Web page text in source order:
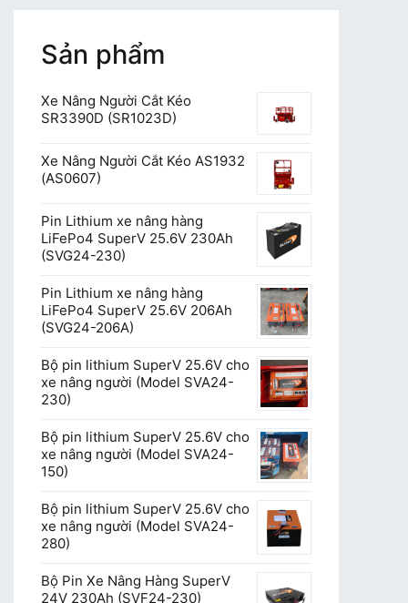
Sản phẩm
Xe Nâng Người Cắt Kéo
SR3390D (SR1023D)
Xe Nâng Người Cắt Kéo AS1932
(AS0607)
Pin Lithium xe nâng hàng
LiFePo4 SuperV 25.6V 230Ah
(SVG24-230)
Pin Lithium xe nâng hàng
LiFePo4 SuperV 25.6V 206Ah
(SVG24-206A)
Bộ pin lithium SuperV 25.6V cho
xe nâng người (Model SVA24-
230)
Bộ pin lithium SuperV 25.6V cho
xe nâng người (Model SVA24-
150)
Bộ pin lithium SuperV 25.6V cho
xe nâng người (Model SVA24-
280)
Bộ Pin Xe Nâng Hàng SuperV
24V 230Ah (SVF24-230)